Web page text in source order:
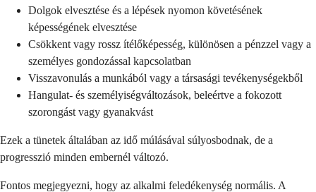
Dolgok elvesztése és a lépések nyomon követésének
képességének elvesztése
Csökkent vagy rossz ítélőképesség, különösen a pénzzel vagy a
személyes gondozással kapcsolatban
Visszavonulás a munkából vagy a társasági tevékenységekből
Hangulat- és személyiségváltozások, beleértve a fokozott
szorongást vagy gyanakvást
Ezek a tünetek általában az idő múlásával súlyosbodnak, de a
progresszió minden embernél változó.
Fontos megjegyezni, hogy az alkalmi feledékenység normális. A